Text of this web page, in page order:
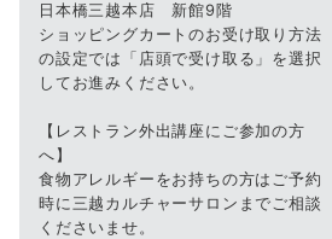
日本橋三越本店 新館9階
ショッピングカートのお受け取り方法
の設定では「店頭で受け取る」を選択
してお進みください。
【レストラン外出講座にご参加の方
へ】
食物アレルギーをお持ちの方はご予約
時に三越カルチャーサロンまでご相談
くださいませ。